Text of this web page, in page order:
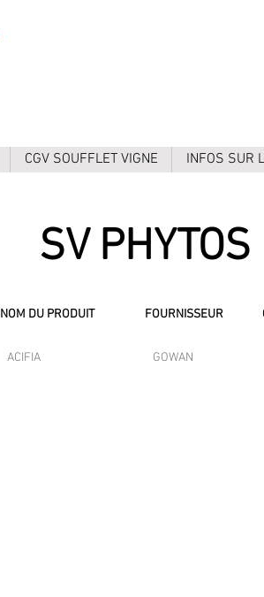
CGV SOUFFLET VIGNE INFOS SUR
SV
NOM DU PRODUIT FOURNISSEUR
ACIFIA GOWAN